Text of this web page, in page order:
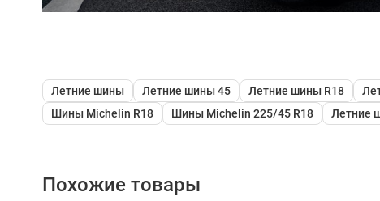
Летние шины Летние шины 45 Летние шины R18
Шины Michelin R18
Шины Michelin 225/45 R18 Летние
Похожие товары